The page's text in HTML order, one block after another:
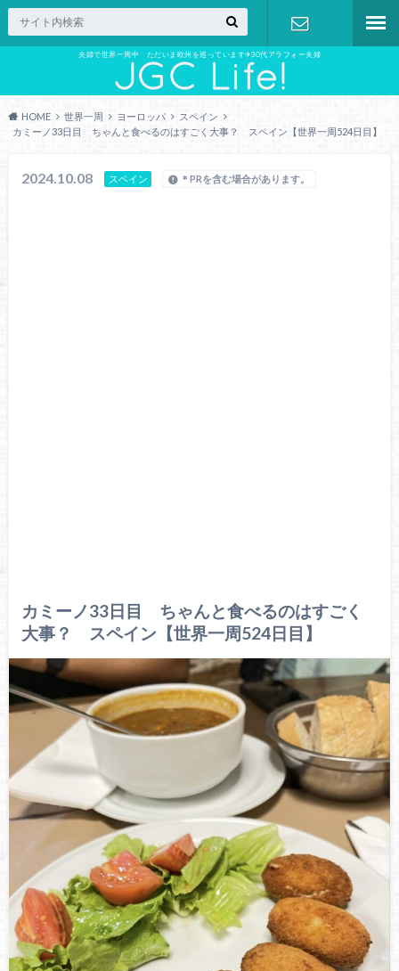
夫婦で世界一周中 ただいま欧州を巡っています✈︎30代アラフォー夫婦
お問い合わ
HOME 世界一周 ヨーロッパ
スペイン
カミーノ33日目 ちゃんと食べるのはすごく大事？ スペイン【世界一周524日目】
2024.10.08 スペイン ＊PRを含む場合があります。
カミーノ33日目 ちゃんと食べるのはすごく
大事？ スペイン【世界一周524日目】